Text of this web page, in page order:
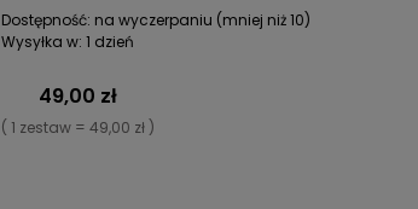
Dostępność: na wyczerpaniu (mniej niż 10)
Wysyłka w: 1 dzień
49,00 zł
( 1 zestaw = 49,00 zł )